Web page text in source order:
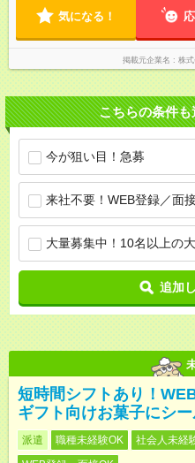
気になる！
掲載元企業名 株
こちらの条件
今が狙い目！急募
来社不要！WEB登録／面
大量募集中！10名以上の
追加
短時間シフトあり！
ギフト向けお菓子にシー
派遣 職種未経験OK 社会人未経